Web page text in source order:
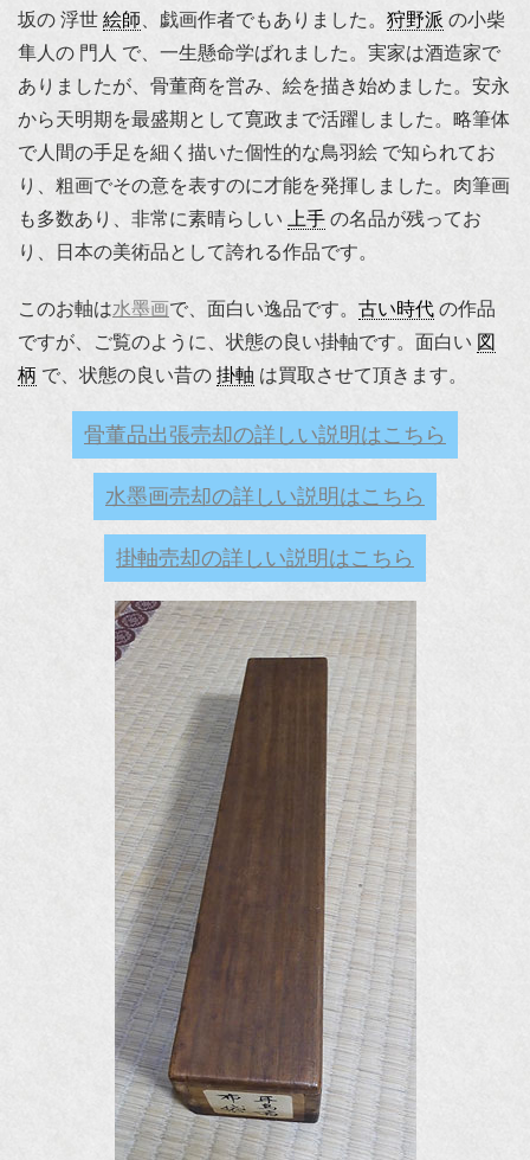
坂の 浮世 絵師 、戯画作者でもありました。 狩野派 の小柴
隼人の 門人 で、一生懸命学ばれました。実家は酒造家で
ありましたが、骨董商を営み、絵を描き始めました。安永
から天明期を最盛期として寛政まで活躍しました。略筆体
で人間の手足を細く描いた個性的な鳥羽絵 で知られてお
り、粗画でその意を表すのに才能を発揮しました。肉筆画
も多数あり、非常に素晴らしい
上手 の名品が残ってお
り、日本の美術品として誇れる作品です。
このお軸は水墨画で、面白い逸品です。 古い時代 の作品
ですが、ご覧のように、状態の良い掛軸です。面白い 図
柄 で、状態の良い昔の 掛軸 は買取させて頂きます。
骨董品出張売却の詳しい説明はこちら
水墨画売却の詳しい説明はこちら
掛軸売却の詳しい説明はこちら